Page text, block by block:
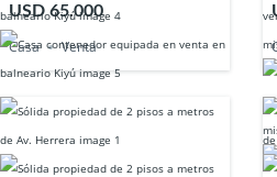
USD 65.000
Casa Venta